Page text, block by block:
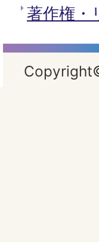
著作権・